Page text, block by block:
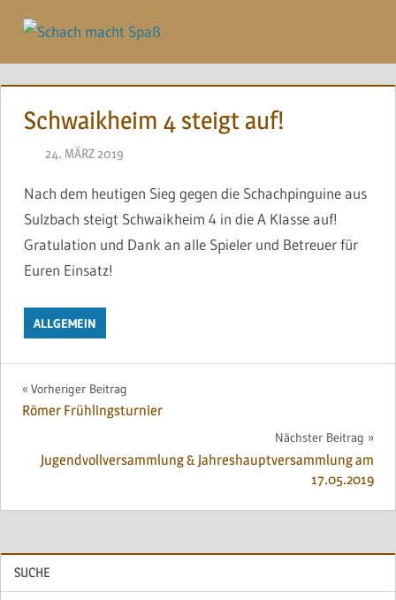
Inhalt
springen
Schwaikheim 4 steigt auf!
24. MÄRZ 2019
Nach dem heutigen Sieg gegen die Schachpinguine aus
Sulzbach steigt Schwaikheim 4 in die A Klasse auf!
Gratulation und Dank an alle Spieler und Betreuer für
Euren Einsatz!
ALLGEMEIN
Beitragsnavigation
Vorheriger Beitrag
Römer Frühlingsturnier
Nächster Beitrag
Jugendvollversammlung & Jahreshauptversammlung am
17.05.2019
SUCHE